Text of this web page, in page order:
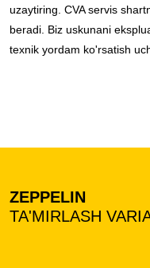
uzaytiring. CVA servis
beradi. Biz uskunani
texnik yordam ko'rsatish
ZEPPELIN
TA'MIRLASH